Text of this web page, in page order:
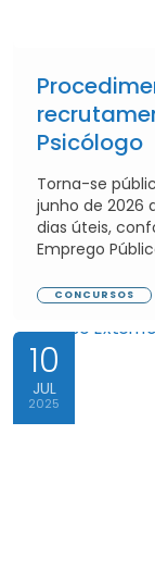
Psicólogo
Torna-se
junho de 2026
dias úteis,
Emprego
CONCURSOS
10
JUL
2025